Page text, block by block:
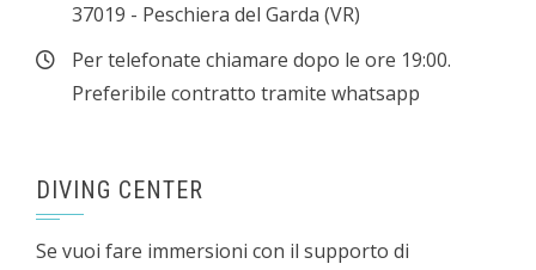
37019 - Peschiera del Garda (VR)
Per telefonate chiamare dopo le ore 19:00.
Preferibile contratto tramite whatsapp
DIVING CENTER
Se vuoi fare immersioni con il supporto di